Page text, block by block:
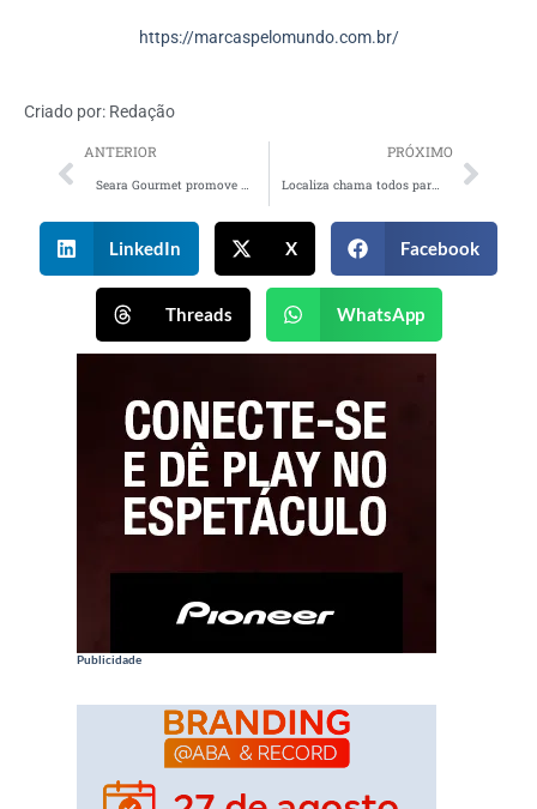
https://marcaspelomundo.com.br/
Criado por: Redação
ANTERIOR
Seara Gourmet promove batalha naval em Prova do Líder no BBB 23
PRÓXIMO
Localiza chama todos para darem partida em um novo mundo em nova campanha
LinkedIn X Facebook
Threads WhatsApp
Publicidade